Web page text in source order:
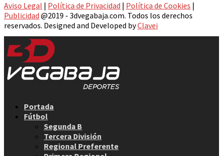
Aviso Legal | Política de Privacidad | Política de Cookies |
Publicidad @2019 - 3dvegabaja.com. Todos los derechos
reservados. Designed and Developed byClavei
Portada
Fútbol
Segunda B
Tercera División
Regional Preferente